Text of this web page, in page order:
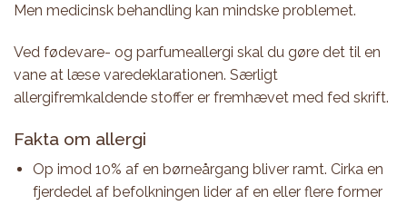
Men medicinsk behandling kan mindske problemet.
Ved fødevare- og parfumeallergi skal du gøre det til en
vane at læse varedeklarationen. Særligt
allergifremkaldende stoffer er fremhævet med fed skrift.
Fakta om allergi
Op imod 10% af en børneårgang bliver ramt. Cirka en
fjerdedel af befolkningen lider af en eller flere former